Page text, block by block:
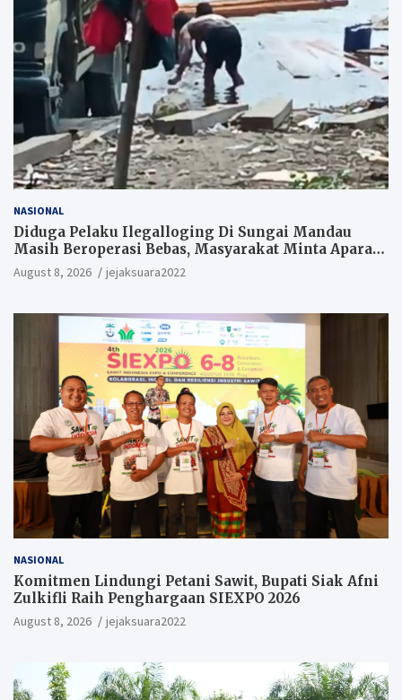
NASIONAL
Diduga Pelaku Ilegalloging Di Sungai Mandau
Masih Beroperasi Bebas, Masyarakat Minta Aparat
Penegak Hukum Segera Tangkap Aktor Dan
Pengurus.
August 8, 2026 jejaksuara2022
NASIONAL
Komitmen Lindungi Petani Sawit, Bupati Siak Afni
Zulkifli Raih Penghargaan SIEXPO 2026
August 8, 2026 jejaksuara2022